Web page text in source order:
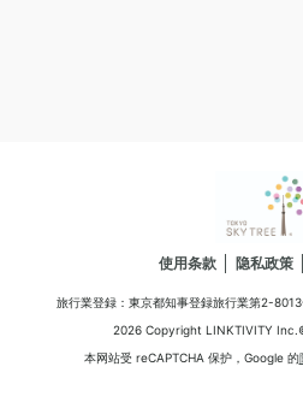
使用条款 隐私政策
旅行業登録：東京都知事登録旅行業第2-8013
2026 Copyright LINKTIVITY
本网站受 reCAPTCHA 保护，Google 的